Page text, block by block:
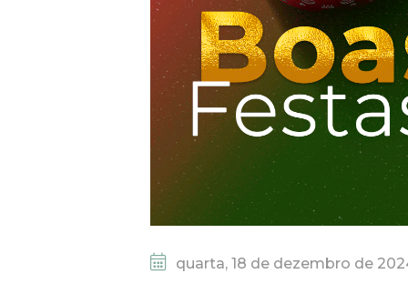
quarta, 18 de dezembro de